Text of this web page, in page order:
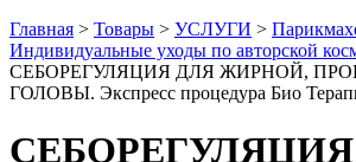
Главная > Товары > УСЛУГИ >
Индивидуальные уходы по авторской
СЕБОРЕГУЛЯЦИЯ ДЛЯ ЖИРНОЙ,
ГОЛОВЫ. Экспресс процедура Био